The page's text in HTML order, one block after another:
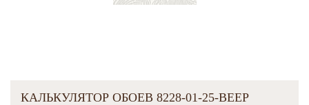
КАЛЬКУЛЯТОР ОБОЕВ 8228-01-25-BEEP